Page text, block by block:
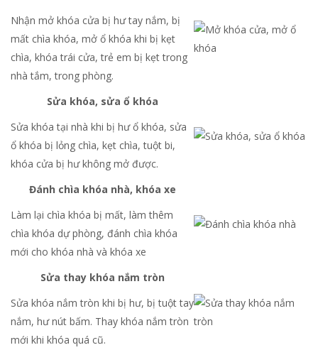
Nhận mở khóa cửa bị hư tay nắm, bị
mất chìa khóa, mở ổ khóa khi bị kẹt
chìa, khóa trái cửa, trẻ em bị kẹt trong
nhà tắm, trong phòng.
Sửa khóa, sửa ổ khóa
Sửa khóa tại nhà khi bị hư ổ khóa, sửa
ổ khóa bị lỏng chìa, kẹt chìa, tuột bi,
khóa cửa bị hư không mở được.
Đánh chìa khóa nhà, khóa xe
Làm lại chìa khóa bị mất, làm thêm
chìa khóa dự phòng, đánh chìa khóa
mới cho khóa nhà và khóa xe
Sửa thay khóa nắm tròn
Sửa khóa nắm tròn khi bị hư, bị tuột tay
nắm, hư nút bấm. Thay khóa nắm tròn
mới khi khóa quá cũ.